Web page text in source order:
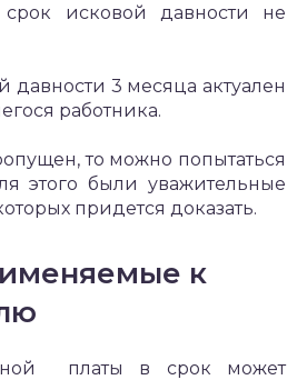
срок исковой давности не
давности 3 месяца актуален
работника.
то можно попытаться
этого были уважительные
придется доказать.
к
платы в срок может